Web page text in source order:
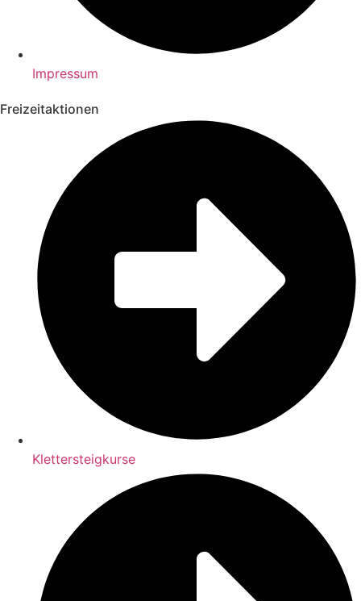
Impressum
Freizeitaktionen
Klettersteigkurse